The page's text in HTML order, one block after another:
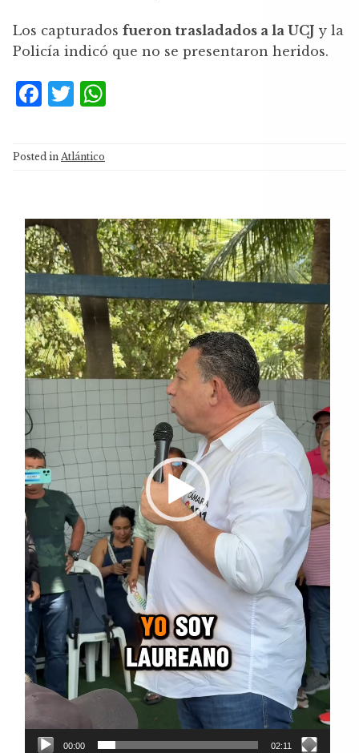
Los capturados fueron trasladados a la UCJ y la
Policía indicó que no se presentaron heridos.
F
c
e
o
o
k
T
it
te
p
p
Posted in Atlántico
Reproductor
de
vídeo
00:00 02:11